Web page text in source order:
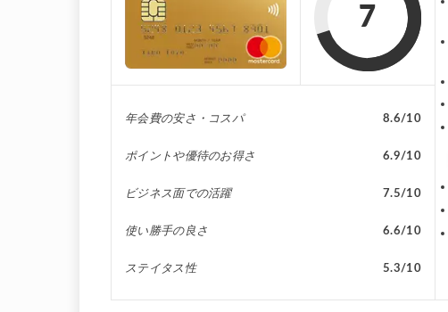
7
年会費の安さ・コスパ 8.6/10
ポイントや優待のお得さ 6.9/10
ビジネス面での活躍 7.5/10
使い勝手の良さ 6.6/10
ステイタス性 5.3/10